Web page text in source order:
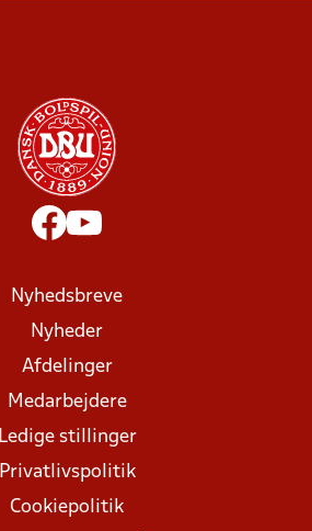
Nyhedsbreve
Nyheder
Afdelinger
Medarbejdere
Ledige stillinger
Privatlivspolitik
Cookiepolitik